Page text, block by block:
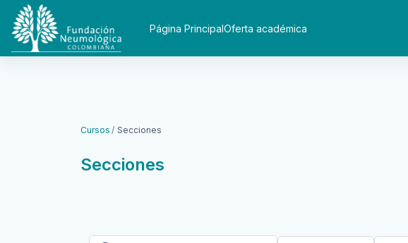
Saltar al contenido principal
Página PrincipalOferta académica
Cursos Secciones
Secciones